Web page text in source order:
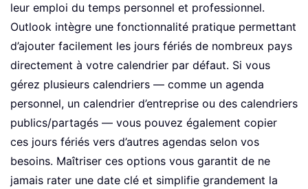
leur emploi du temps personnel et professionnel.
Outlook intègre une fonctionnalité pratique permettant
d’ajouter facilement les jours fériés de nombreux pays
directement à votre calendrier par défaut. Si vous
gérez plusieurs calendriers — comme un agenda
personnel, un calendrier d’entreprise ou des calendriers
publics/partagés — vous pouvez également copier
ces jours fériés vers d’autres agendas selon vos
besoins. Maîtriser ces options vous garantit de ne
jamais rater une date clé et simplifie grandement la